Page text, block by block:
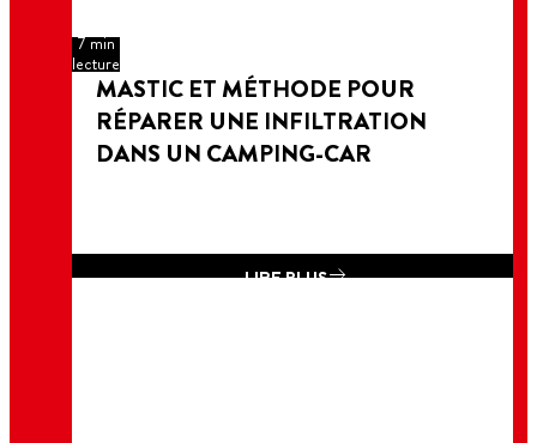
7 min
lecture
MASTIC ET MÉTHODE POUR
RÉPARER UNE INFILTRATION
DANS UN CAMPING-CAR
LIRE PLUS